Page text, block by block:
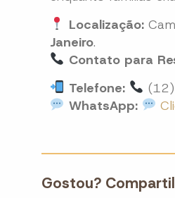
Localização:
Janeiro.
Contato para
Telefone:
WhatsApp:
Gostou?